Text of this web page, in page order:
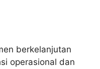
berkelanjutan
operasional dan